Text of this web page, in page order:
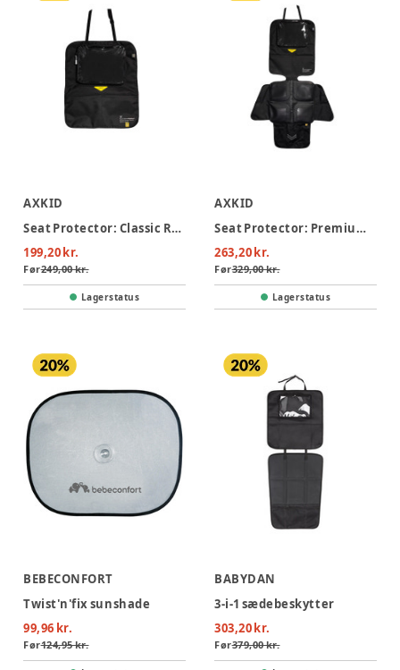
AXKID
Seat Protector: Classic Rear-facing
199,20 kr.
Før249,00 kr.
Lagerstatus
AXKID
Seat Protector: Premium 3-in-1 Rear-facing
263,20 kr.
Før329,00 kr.
Lagerstatus
BEBECONFORT
Twist'n'fix sunshade
99,96 kr.
Før124,95 kr.
BABYDAN
3-i-1 sædebeskytter
303,20 kr.
Før379,00 kr.